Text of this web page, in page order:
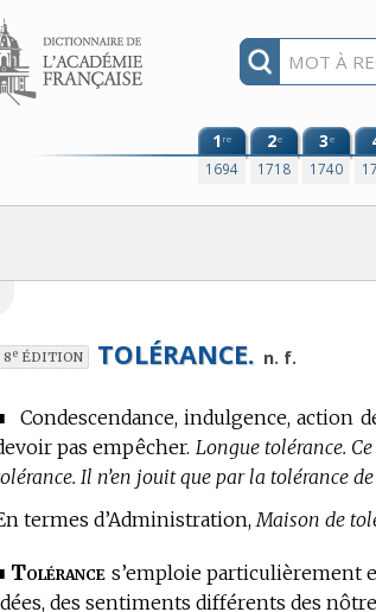
Aller au contenu
1re
1694
2e
1718
3e
1740
8e ÉDITION TOLÉRANCE. n. f.
Condescendance, indulgence, action
pas empêcher. Longue tolérance.
Il n’en jouit que par la tolérance
termes d’Administration, Maison de
Tolérance s’emploie particulièrement
des sentiments différents des